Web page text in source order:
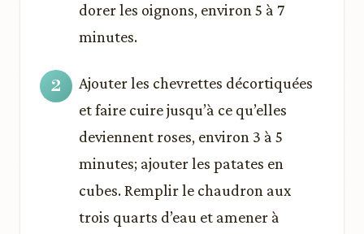
dorer les oignons, environ 5 à 7
minutes.
Ajouter les chevrettes décortiquées
et faire cuire jusqu’à ce qu’elles
deviennent roses, environ 3 à 5
minutes; ajouter les patates en
cubes. Remplir le chaudron aux
trois quarts d’eau et amener à